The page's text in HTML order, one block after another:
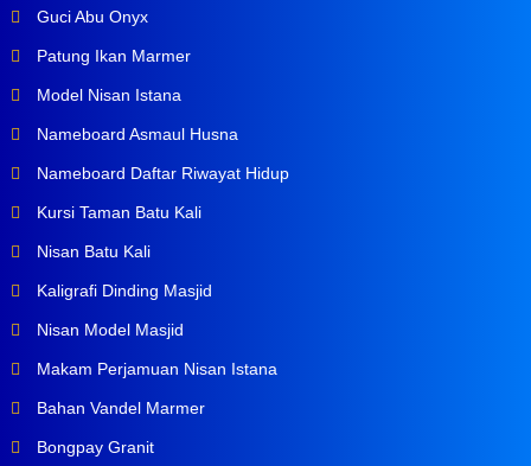
Guci Abu Onyx
Patung Ikan Marmer
Model Nisan Istana
Nameboard Asmaul Husna
Nameboard Daftar Riwayat Hidup
Kursi Taman Batu Kali
Nisan Batu Kali
Kaligrafi Dinding Masjid
Nisan Model Masjid
Makam Perjamuan Nisan Istana
Bahan Vandel Marmer
Bongpay Granit